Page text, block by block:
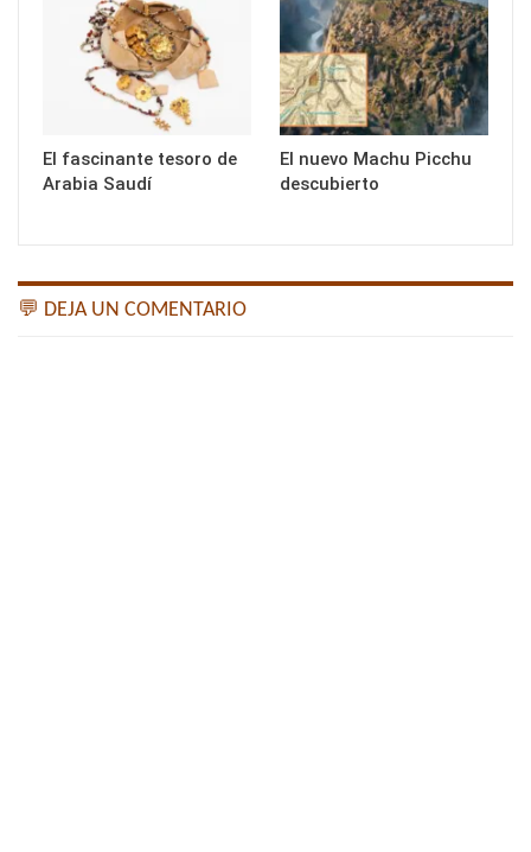
El fascinante tesoro de
Arabia Saudí
El nuevo Machu Picchu
descubierto
💬 DEJA UN COMENTARIO